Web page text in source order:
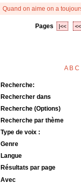
Quand on aime on a
Pages |<< <<
A B C
Recherche:
Rechercher dans
Recherche (Options)
Recherche par thème
Type de voix :
Genre
Langue
Résultats par page
Avec